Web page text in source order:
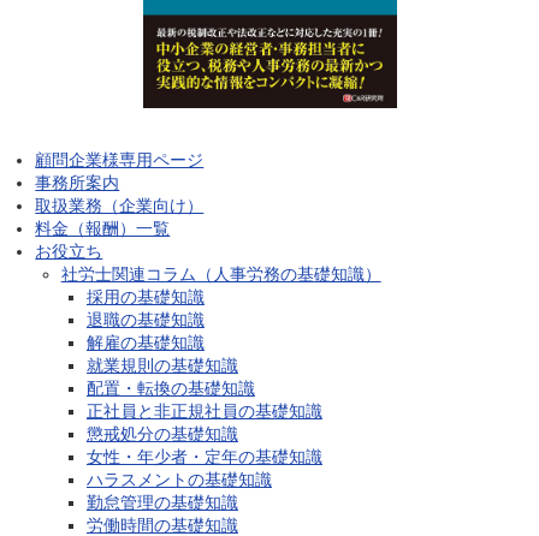
顧問企業様専用ページ
事務所案内
取扱業務（企業向け）
料金（報酬）一覧
お役立ち
社労士関連コラム（人事労務の基礎知識）
採用の基礎知識
退職の基礎知識
解雇の基礎知識
就業規則の基礎知識
配置・転換の基礎知識
正社員と非正規社員の基礎知識
懲戒処分の基礎知識
女性・年少者・定年の基礎知識
ハラスメントの基礎知識
勤怠管理の基礎知識
労働時間の基礎知識